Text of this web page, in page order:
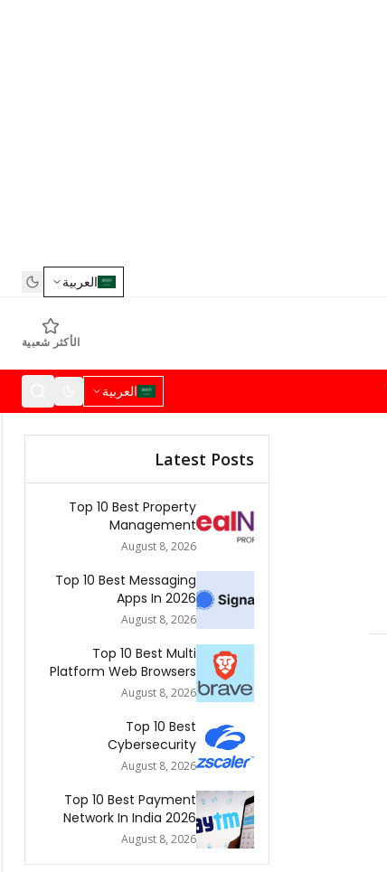
العربية
الأكثر شعبية
العربية
Latest Posts
Top 10 Best Property
Management
Companies In South
August 8, 2026
Top 10 Best Messaging
Apps In 2026
August 8, 2026
Top 10 Best Multi
Platform Web Browsers
In The world 2026
August 8, 2026
Top 10 Best
Cybersecurity
Companies In America
August 8, 2026
Top 10 Best Payment
Network In India 2026
August 8, 2026